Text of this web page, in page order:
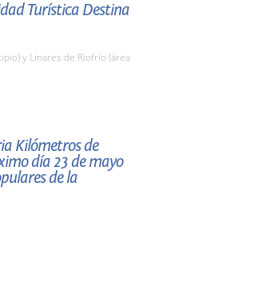
Turística Destina
y Linares de Riofrío (área
Kilómetros de
día 23 de mayo
de la